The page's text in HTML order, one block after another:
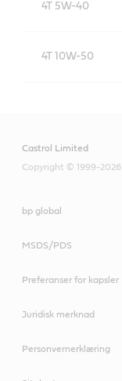
4T 5W-40
4T 10W-50
Castrol Limited
Copyright © 1999-2026
bp global
MSDS/PDS
Preferanser for kapsler
Juridisk merknad
Personvernerklæring